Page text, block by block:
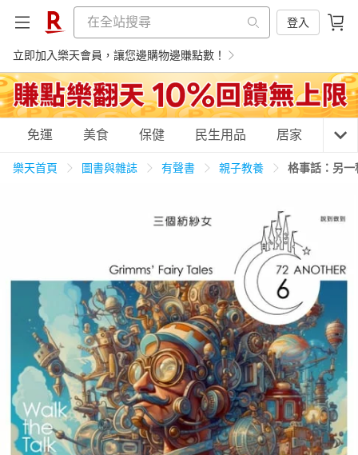
登入
立即加入樂天會員，讓您邊購物邊賺點數！
購物網分類
美食蛋糕 養生保健 民生用品
居家生活 3C家電 運動休閒 親子玩具
女裝 男裝 化妝保養 情趣用品
日本購物 電子/紙本書
HOT
免運 美食 保健 民生用品 居家 3C
樂天首頁 圖書與雜誌 有聲書 親子教養 格事話：另